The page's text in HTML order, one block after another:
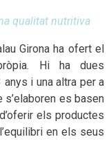
qualitat nutritiva
Girona ha ofert el
Hi ha dues
i una altra per a
es basen
els productes
en els seus